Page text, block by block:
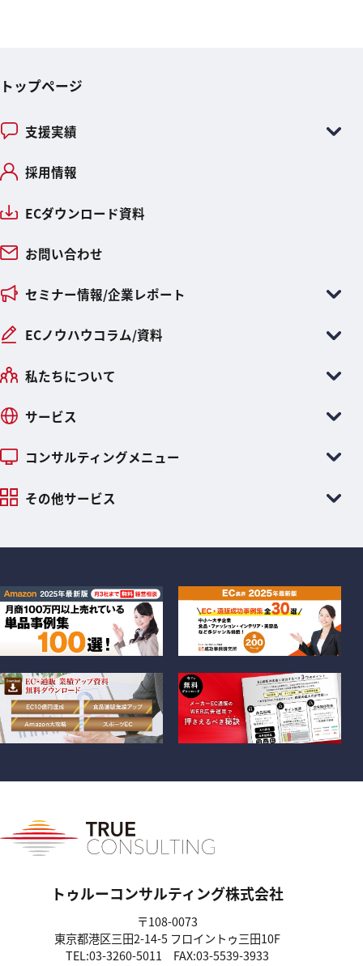
トップページ
支援実績
採用情報
ECダウンロード資料
お問い合わせ
セミナー情報/企業レポート
ECノウハウコラム/資料
私たちについて
サービス
コンサルティングメニュー
その他サービス
トゥルーコンサルティング株式会社
〒108-0073
東京都港区三田2-14-5 フロイントゥ三田10F
TEL:03-3260-5011
FAX:03-5539-3933